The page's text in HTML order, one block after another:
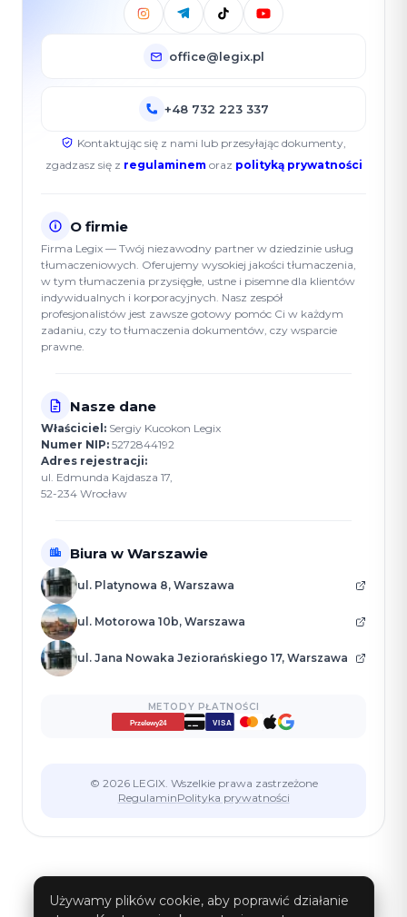
office@legix.pl
+48 732 223 337
Kontaktując się z nami lub przesyłając dokumenty,
zgadzasz się z regulaminem oraz polityką prywatności
O firmie
Firma Legix — Twój niezawodny partner w dziedzinie usług
tłumaczeniowych. Oferujemy wysokiej jakości tłumaczenia,
w tym tłumaczenia przysięgłe, ustne i pisemne dla klientów
indywidualnych i korporacyjnych. Nasz zespół
profesjonalistów jest zawsze gotowy pomóc Ci w każdym
zadaniu, czy to tłumaczenia dokumentów, czy wsparcie
prawne.
Nasze dane
Właściciel: Sergiy Kucokon Legix
Numer NIP: 5272844192
Adres rejestracji:
ul. Edmunda Kajdasza 17,
52-234 Wrocław
Biura w Warszawie
ul. Platynowa 8, Warszawa
ul. Motorowa 10b, Warszawa
ul. Jana Nowaka Jeziorańskiego 17, Warszawa
METODY PŁATNOŚCI
Przelewy24 VISA
© 2026 LEGIX. Wszelkie prawa zastrzeżone
RegulaminPolityka prywatności
Używamy plików cookie, aby poprawić działanie